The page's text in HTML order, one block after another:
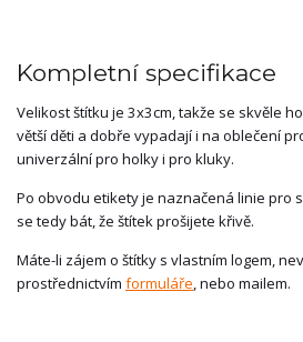
Kompletní specifikace
Velikost štítku je 3x3cm, takže se skvěle
větší děti a dobře vypadají i na oblečení
univerzální pro holky i pro kluky.
Po obvodu etikety je naznačená linie pro
se tedy bát, že štítek prošijete křivě.
Máte-li zájem o štítky s vlastním logem,
prostřednictvím formuláře, nebo mailem.